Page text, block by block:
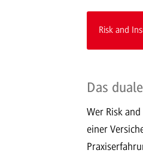
Risk and
Das
Wer Risk
einer